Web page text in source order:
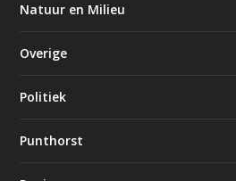
Natuur en Milieu
Overige
Politiek
Punthorst